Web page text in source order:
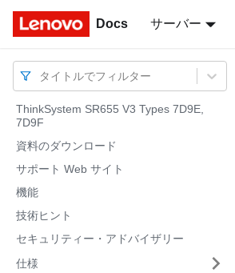
Docs サーバー
Docs
タイトルでフィルター
ThinkSystem SR655 V3 Types 7D9E,
7D9F
資料のダウンロード
サポート Web サイト
機能
技術ヒント
セキュリティー・アドバイザリー
仕様